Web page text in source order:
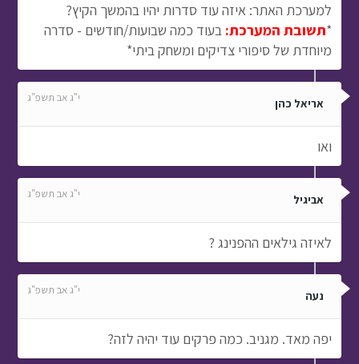
למערכת האתר: איזה עוד סדרות יהיו בהמשך הקיץ?
*תשובת המערכת: בעוד כמה שבועות/חודשים - סדרה
מיוחדת של סיפורי צדיקים ומשחק ביתי*
אריאל כהן י"ג אב תשפ"ג
ואו
אביגיל י"ג אב תשפ"ג
לאיזה גילאים ההפנינג ?
נעה י"ג אב תשפ"ג
יפה מאד. מגניב. כמה פרקים עוד יהיה לזה?